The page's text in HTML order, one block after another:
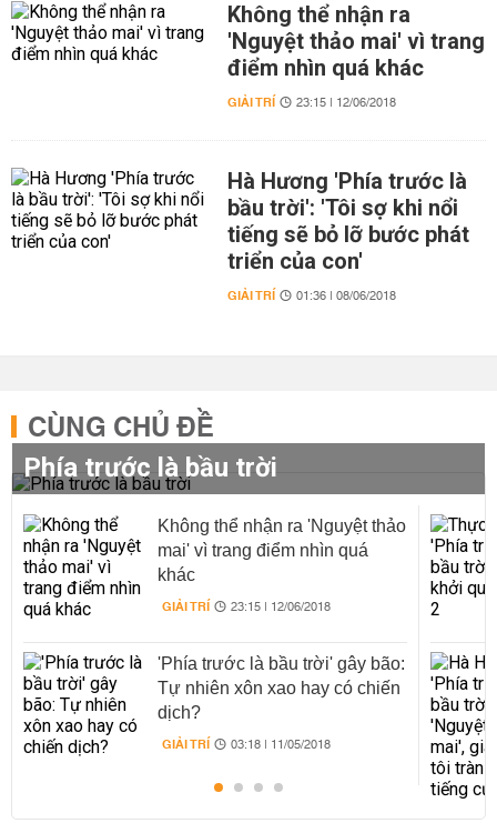
Không thể nhận ra
'Nguyệt thảo mai' vì trang
điểm nhìn quá khác
GIẢI TRÍ 23:15 | 12/06/2018
Hà Hương 'Phía trước là
bầu trời': 'Tôi sợ khi nổi
tiếng sẽ bỏ lỡ bước phát
triển của con'
GIẢI TRÍ 01:36 | 08/06/2018
CÙNG CHỦ ĐỀ
Phía trước là bầu trời
Không thể nhận ra 'Nguyệt thảo
mai' vì trang điểm nhìn quá
khác
GIẢI TRÍ 23:15 | 12/06/2018
'Phía trước là bầu trời' gây bão:
Tự nhiên xôn xao hay có chiến
dịch?
GIẢI TRÍ 03:18 | 11/05/2018